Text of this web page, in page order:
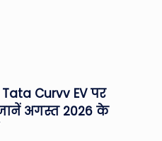
Curvv EV पर
अगस्त 2026 के